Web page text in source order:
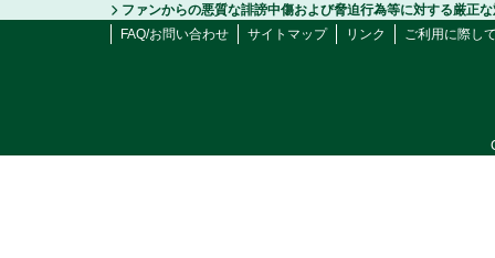
ファンからの悪質な誹謗中傷および脅迫行為等に対する厳正
FAQ/お問い合わせ
サイトマップ リンク ご利用に際し